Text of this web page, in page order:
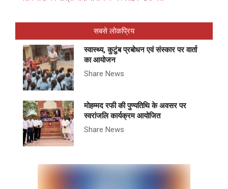
सबसे लोकप्रिय
स्वास्थ्य, कुटुंब प्रबोधन एवं संस्कार पर वार्ता
का आयोजन
Share News
मोहम्मद रफी की पुण्यतिथि के अवसर पर
स्वरांजलि कार्यक्रम आयोजित
Share News